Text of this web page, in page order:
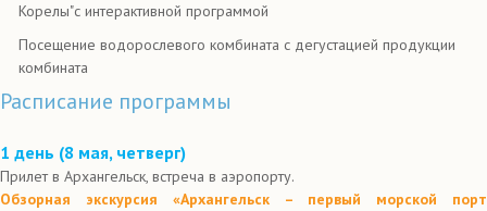
Корелы"с интерактивной программой
Посещение водорослевого комбината с дегустацией продукции
комбината
Расписание программы
1 день (8 мая, четверг)
Прилет в Архангельск, встреча в аэропорту.
Обзорная экскурсия «Архангельск – первый морской порт